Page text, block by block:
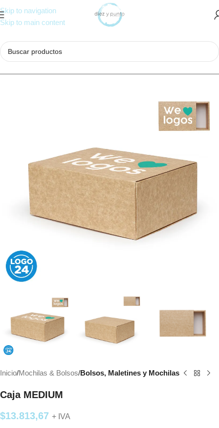
Skip to navigation
Skip to main content
Inicio Mochilas & Bolsos Bolsos, Maletines y Mochilas
Caja MEDIUM
$13.813,67 + IVA